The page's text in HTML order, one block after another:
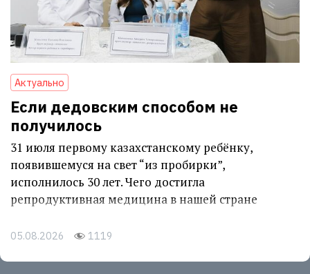
Актуально
Если дедовским способом не
получилось
31 июля первому казахстанскому ребёнку,
появившемуся на свет “из пробирки”,
исполнилось 30 лет. Чего достигла
репродуктивная медицина в нашей стране
05.08.2026 1119